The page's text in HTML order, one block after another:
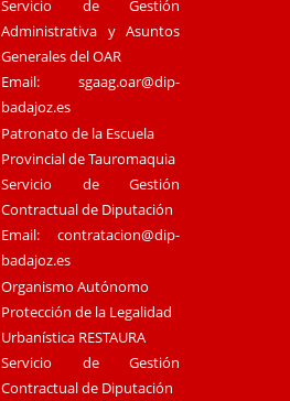
Servicio de Gestión
Administrativa y Asuntos
Generales del OAR
Email:sgaag.oar@dip-
badajoz.es
Patronato de la Escuela
Provincial de Tauromaquia
Servicio de Gestión
Contractual de Diputación
Email:contratacion@dip-
badajoz.es
Organismo Autónomo
Protección de la Legalidad
Urbanística RESTAURA
Servicio de Gestión
Contractual de Diputación